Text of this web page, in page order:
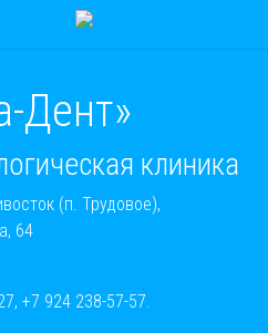
Дент»
клиника
(п. Трудовое),
64
, +7 924 238-57-57.